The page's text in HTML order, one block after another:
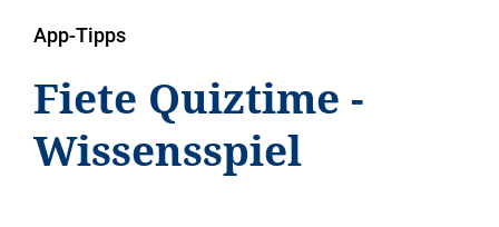
App-Tipps
Fiete Quiztime -
Wissensspiel